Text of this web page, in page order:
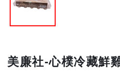
美廉社-心樸冷藏鮮